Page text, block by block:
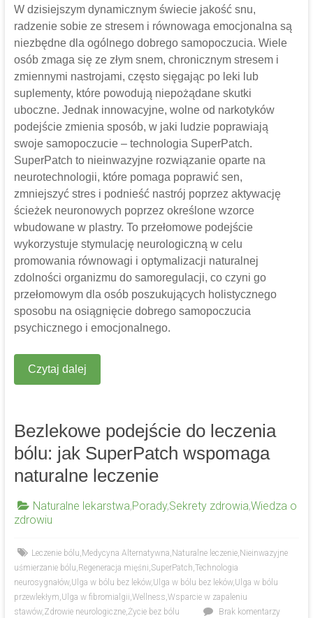
W dzisiejszym dynamicznym świecie jakość snu,
radzenie sobie ze stresem i równowaga emocjonalna są
niezbędne dla ogólnego dobrego samopoczucia. Wiele
osób zmaga się ze złym snem, chronicznym stresem i
zmiennymi nastrojami, często sięgając po leki lub
suplementy, które powodują niepożądane skutki
uboczne. Jednak innowacyjne, wolne od narkotyków
podejście zmienia sposób, w jaki ludzie poprawiają
swoje samopoczucie – technologia SuperPatch.
SuperPatch to nieinwazyjne rozwiązanie oparte na
neurotechnologii, które pomaga poprawić sen,
zmniejszyć stres i podnieść nastrój poprzez aktywację
ścieżek neuronowych poprzez określone wzorce
wbudowane w plastry. To przełomowe podejście
wykorzystuje stymulację neurologiczną w celu
promowania równowagi i optymalizacji naturalnej
zdolności organizmu do samoregulacji, co czyni go
przełomowym dla osób poszukujących holistycznego
sposobu na osiągnięcie dobrego samopoczucia
psychicznego i emocjonalnego.
Czytaj dalej
Bezlekowe podejście do leczenia
bólu: jak SuperPatch wspomaga
naturalne leczenie
Naturalne lekarstwa,Porady,Sekrety zdrowia,Wiedza o
zdrowiu
Leczenie bólu, Medycyna Alternatywna, Naturalne leczenie, Nieinwazyjne
uśmierzanie bólu, Regeneracja mięśni,SuperPatch,Technologia
neurosygnałów,Ulga w bólu bez leków,Ulga w bólu bez leków,Ulga w bólu
przewlekłym,Ulga w fibromialgii,Wellness,Wsparcie w zapaleniu
stawów,Zdrowie neurologiczne,Życie bez bólu Brak komentarzy